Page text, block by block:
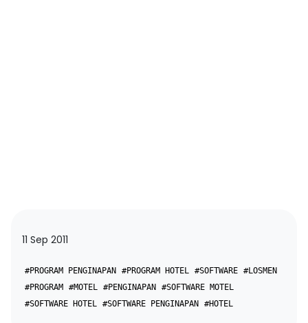
11 Sep 2011
#PROGRAM PENGINAPAN #PROGRAM HOTEL #SOFTWARE #LOSMEN
#PROGRAM #MOTEL #PENGINAPAN #SOFTWARE MOTEL
#SOFTWARE HOTEL
#SOFTWARE PENGINAPAN #HOTEL